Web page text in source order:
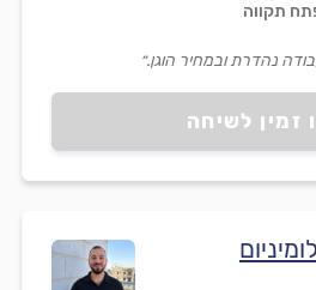
זמין לשיחה
תקווה
נהדרת ובמחיר הוגן.״